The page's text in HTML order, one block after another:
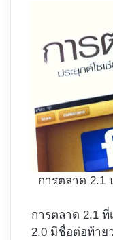
การตลาด 2.1
การตลาด 2.1
2.0 มีชื่อต่อท้าย